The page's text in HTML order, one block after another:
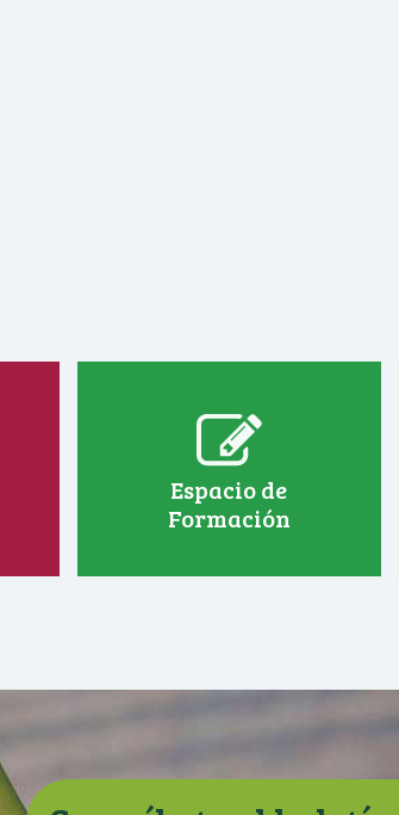
Espacio de
Formación